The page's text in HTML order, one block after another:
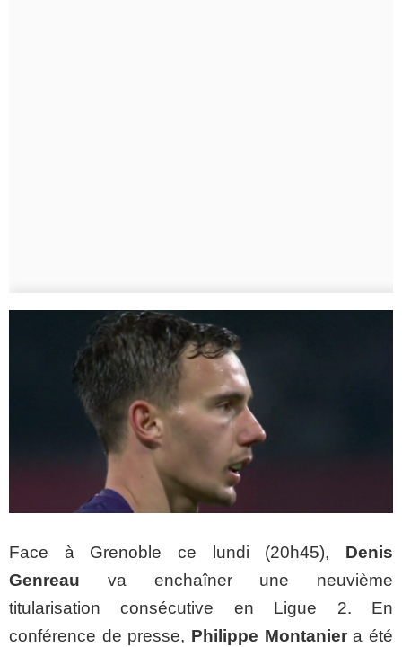
Face à Grenoble ce lundi (20h45), Denis
Genreau va enchaîner une neuvième
titularisation consécutive en Ligue 2. En
conférence de presse, Philippe Montaniera été